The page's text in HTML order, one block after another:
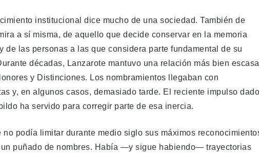
institucional dice mucho de una sociedad. También de
a sí misma, de aquello que decide conservar en la memoria
de las personas a las que considera parte fundamental de su
décadas, Lanzarote mantuvo una relación más bien escasa
y Distinciones. Los nombramientos llegaban con
y, en algunos casos, demasiado tarde. El reciente impulso dado
ha servido para corregir parte de esa inercia.
no podía limitar durante medio siglo sus máximos
puñado de nombres. Había —y sigue habiendo— trayectorias